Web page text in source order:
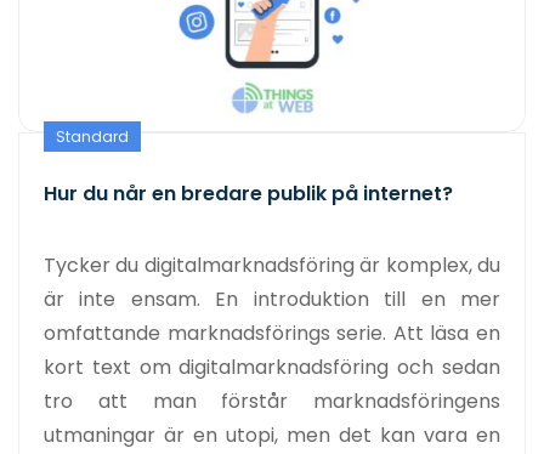
Standard
Hur du når en bredare publik på internet?
Tycker du digitalmarknadsföring är komplex, du
är inte ensam. En introduktion till en mer
omfattande marknadsförings serie. Att läsa en
kort text om digitalmarknadsföring och sedan
tro att man förstår marknadsföringens
utmaningar är en utopi, men det kan vara en